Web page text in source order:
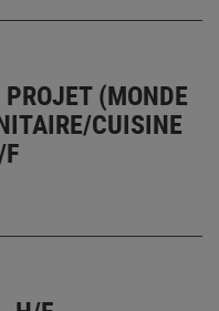
(MONDE
CUISINE